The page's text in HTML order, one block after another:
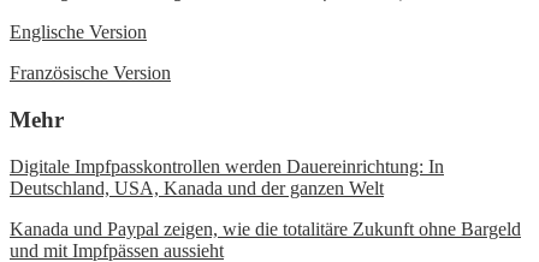
Englische Version
Französische Version
Mehr
Digitale Impfpasskontrollen werden Dauereinrichtung: In
Deutschland, USA, Kanada und der ganzen Welt
Kanada und Paypal zeigen, wie die totalitäre Zukunft ohne Bargeld
und mit Impfpässen aussieht